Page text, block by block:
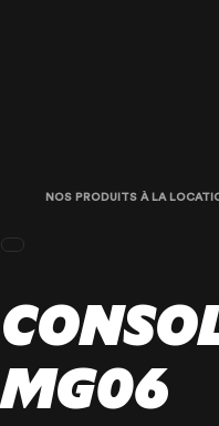
NOS PRODUITS À LA
MG06